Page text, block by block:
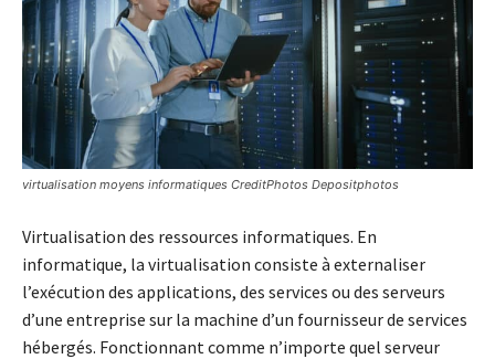
virtualisation moyens informatiques CreditPhotos Depositphotos
Virtualisation des ressources informatiques. En
informatique, la virtualisation consiste à externaliser
l’exécution des applications, des services ou des serveurs
d’une entreprise sur la machine d’un fournisseur de services
hébergés. Fonctionnant comme n’importe quel serveur